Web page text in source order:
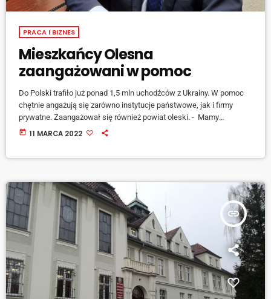
PRACA I BIZNES
Mieszkańcy Olesna
zaangażowani w pomoc
Do Polski trafiło już ponad 1,5 mln uchodźców z Ukrainy. W pomoc
chętnie angażują się zarówno instytucje państwowe, jak i firmy
prywatne. Zaangażował się również powiat oleski. - Mamy
zgłoszenia stołówek a także miejsc hotelowych, w sumie to prawie
[…]
today 11 MARCA 2022
insert_link